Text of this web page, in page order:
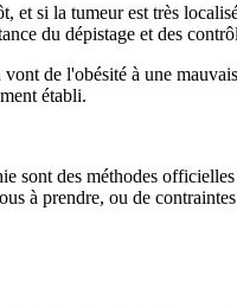
si la tumeur est très
du dépistage et des
de l'obésité à une
établi.
sont des méthodes
à prendre, ou de